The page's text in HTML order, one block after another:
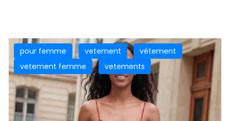
pour femme vetement
vétement
vetement femme
vetements